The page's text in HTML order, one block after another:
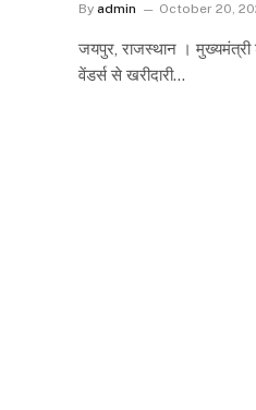
By admin October 20,
जयपुर, राजस्थान । मुख्यमंत्री
वेंडर्स से खरीदारी…